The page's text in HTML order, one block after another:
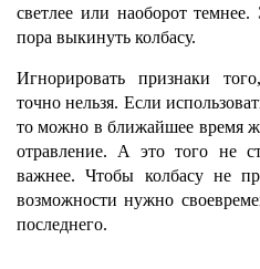
светлее или наоборот
пора выкинуть колбасу.
Игнорировать признаки
точно нельзя. Если
то можно в ближайшее время
отравление. А это того не
важнее. Чтобы колбасу не
возможности нужно
последнего.